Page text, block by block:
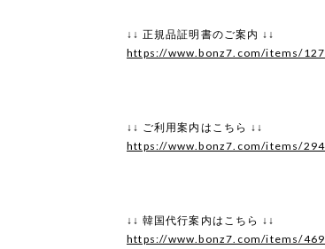
↓↓ 正規品証明書のご案内 ↓↓
https://www.bonz7.com/items/
↓↓ ご利用案内はこちら ↓↓
https://www.bonz7.com/items/
↓↓ 韓国代行案内はこちら ↓↓
https://www.bonz7.com/items/